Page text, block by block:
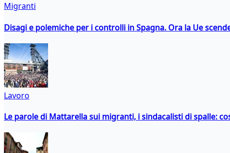
Migranti
Disagi e polemiche per i controlli in Spagna. Ora la Ue
Lavoro
Le parole di Mattarella sui migranti, i sindacalisti di spalle: